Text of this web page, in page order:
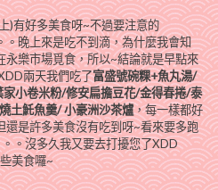
)有好多美食呀~不過要注意的
晚上來是吃不到滴，為什麼我會知
永樂市場覓食，所以~結論就是早點來
兩天我們吃了富盛號碗粿+魚丸湯/
小卷米粉/修安扁擔豆花/金得春捲/泰
土魠魚羹/ 小豪洲沙茶爐，每一樣都好
還是許多美食沒有吃到呀~看來要多跑
。沒多久我又要去打擾您了XDD
美食囉~